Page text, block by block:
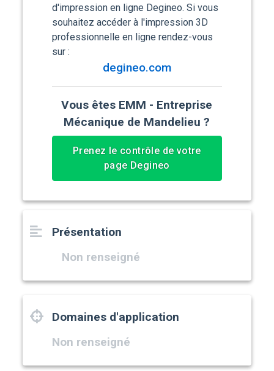
Présentation
Non renseigné
Domaines d'application
Non renseigné
d'impression en ligne Degineo. Si vous
souhaitez accéder à l'impression 3D
professionnelle en ligne rendez-vous
sur :
degineo.com
Vous êtes EMM - Entreprise
Mécanique de Mandelieu ?
Prenez le contrôle de votre
page Degineo